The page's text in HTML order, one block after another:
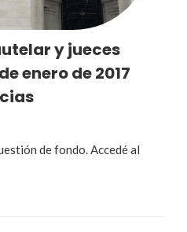
y jueces
enero de 2017
de fondo. Accedé al